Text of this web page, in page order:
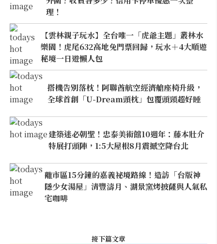
理！
【雲林親子玩水】全台唯一「虎爺主題」叢林水
樂園！虎尾632高地免門票回歸，玩水＋4大順遊
秘境一日遊懶人包
搭機告別落枕！阿聯酋航空經濟艙座椅升級，
全球首創「U-Dream頭枕」包覆頭頸超好睡
建築迷必朝聖！忠泰美術館10週年：藤本壯介
特展打頭陣，1:5大屋根8月震撼空降台北
離市區15分鐘的嘉義祕境路線！造訪「台版神
隱少女湯屋」清豐濤月、湖景窯烤披薩與人氣私
宅咖啡
接下篇文章